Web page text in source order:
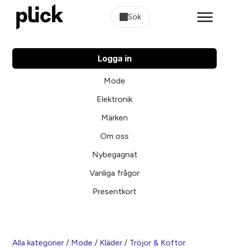
Sök
Logga in
Mode
Elektronik
Märken
Om oss
Nybegagnat
Vanliga frågor
Presentkort
Alla kategorier / Mode / Kläder / Tröjor & Koftor